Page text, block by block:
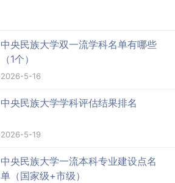
中央民族大学双一流学科名单有哪些
（1个）
2026-5-16
中央民族大学学科评估结果排名
2026-5-19
中央民族大学一流本科专业建设点名
单（国家级+市级）